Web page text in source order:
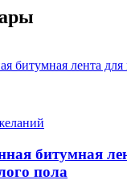
битумная
пола